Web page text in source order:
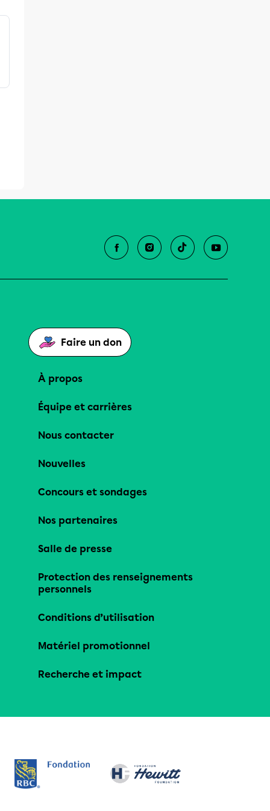
Faire un don
À propos
Équipe et carrières
Nous contacter
Nouvelles
Concours et sondages
Nos partenaires
Salle de presse
Protection des renseignements
personnels
Conditions d’utilisation
Matériel promotionnel
Recherche et impact